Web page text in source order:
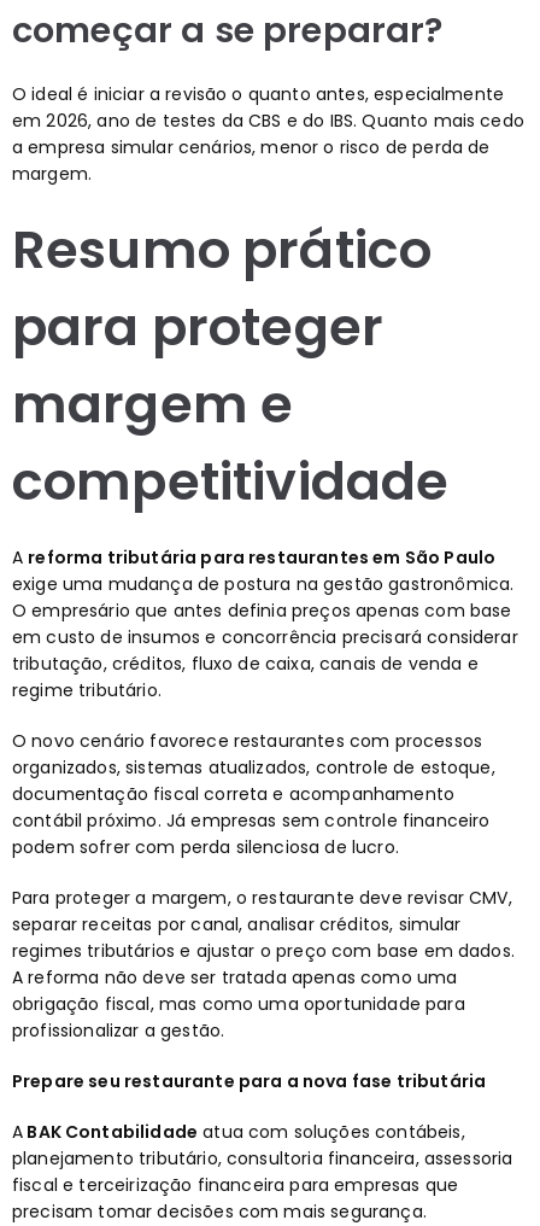
começar a se preparar?
O ideal é iniciar a revisão o quanto antes, especialmente
em 2026, ano de testes da CBS e do IBS. Quanto mais cedo
a empresa simular cenários, menor o risco de perda de
margem.
Resumo prático
para proteger
margem e
competitividade
A reforma tributária para restaurantes em São Paulo
exige uma mudança de postura na gestão gastronômica.
O empresário que antes definia preços apenas com base
em custo de insumos e concorrência precisará considerar
tributação, créditos, fluxo de caixa, canais de venda e
regime tributário.
O novo cenário favorece restaurantes com processos
organizados, sistemas atualizados, controle de estoque,
documentação fiscal correta e acompanhamento
contábil próximo. Já empresas sem controle financeiro
podem sofrer com perda silenciosa de lucro.
Para proteger a margem, o restaurante deve revisar CMV,
separar receitas por canal, analisar créditos, simular
regimes tributários e ajustar o preço com base em dados.
A reforma não deve ser tratada apenas como uma
obrigação fiscal, mas como uma oportunidade para
profissionalizar a gestão.
Prepare seu restaurante para a nova fase tributária
A BAK Contabilidade atua com soluções contábeis,
planejamento tributário, consultoria financeira, assessoria
fiscal e terceirização financeira para empresas que
precisam tomar decisões com mais segurança.